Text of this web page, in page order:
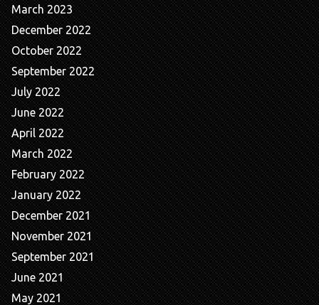
March 2023
December 2022
October 2022
September 2022
July 2022
June 2022
April 2022
March 2022
February 2022
January 2022
December 2021
November 2021
September 2021
June 2021
May 2021